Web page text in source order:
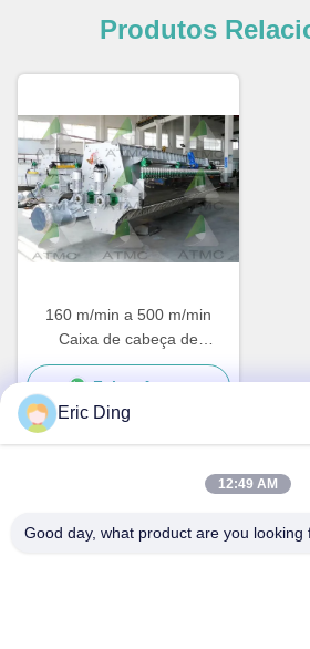
Produtos
160 m/min a 500 m/min
Caixa de cabeça de
almofada de ar
Falem Agora.
Eric Ding
12:49 AM
Good day, what product are you looking